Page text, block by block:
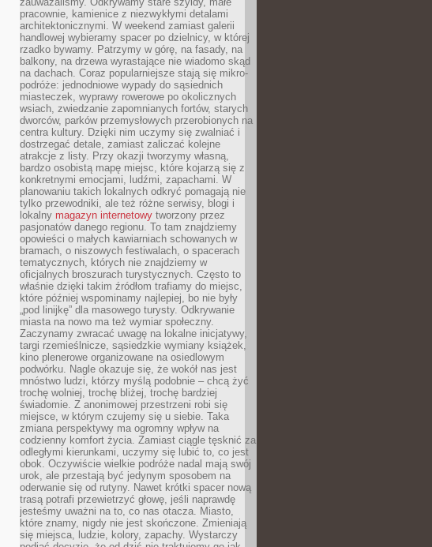
pracownie, kamienice z niezwykłymi detalami
architektonicznymi. W weekend zamiast galerii
handlowej wybieramy spacer po dzielnicy, w której
rzadko bywamy. Patrzymy w górę, na fasady, na
balkony, na drzewa wyrastające nie wiadomo skąd
na dachach. Coraz popularniejsze stają się mikro-
podróże: jednodniowe wypady do sąsiednich
miasteczek, wyprawy rowerowe po okolicznych
wsiach, zwiedzanie zapomnianych fortów, starych
dworców, parków przemysłowych przerobionych na
centra kultury. Dzięki nim uczymy się zwalniać i
dostrzegać detale, zamiast zaliczać kolejne
atrakcje z listy. Przy okazji tworzymy własną,
bardzo osobistą mapę miejsc, które kojarzą się z
konkretnymi emocjami, ludźmi, zapachami. W
planowaniu takich lokalnych odkryć pomagają nie
tylko przewodniki, ale też różne serwisy, blogi i
lokalny magazyn internetowy tworzony przez
pasjonatów danego regionu. To tam znajdziemy
opowieści o małych kawiarniach schowanych w
bramach, o niszowych festiwalach, o spacerach
tematycznych, których nie znajdziemy w
oficjalnych broszurach turystycznych. Często to
właśnie dzięki takim źródłom trafiamy do miejsc,
które później wspominamy najlepiej, bo nie były
„pod linijkę” dla masowego turysty. Odkrywanie
miasta na nowo ma też wymiar społeczny.
Zaczynamy zwracać uwagę na lokalne inicjatywy,
targi rzemieślnicze, sąsiedzkie wymiany książek,
kino plenerowe organizowane na osiedlowym
podwórku. Nagle okazuje się, że wokół nas jest
mnóstwo ludzi, którzy myślą podobnie – chcą żyć
trochę wolniej, trochę bliżej, trochę bardziej
świadomie. Z anonimowej przestrzeni robi się
miejsce, w którym czujemy się u siebie. Taka
zmiana perspektywy ma ogromny wpływ na
codzienny komfort życia. Zamiast ciągle tęsknić za
odległymi kierunkami, uczymy się lubić to, co jest
obok. Oczywiście wielkie podróże nadal mają swój
urok, ale przestają być jedynym sposobem na
oderwanie się od rutyny. Nawet krótki spacer nową
trasą potrafi przewietrzyć głowę, jeśli naprawdę
jesteśmy uważni na to, co nas otacza. Miasto,
które znamy, nigdy nie jest skończone. Zmieniają
się miejsca, ludzie, kolory, zapachy. Wystarczy